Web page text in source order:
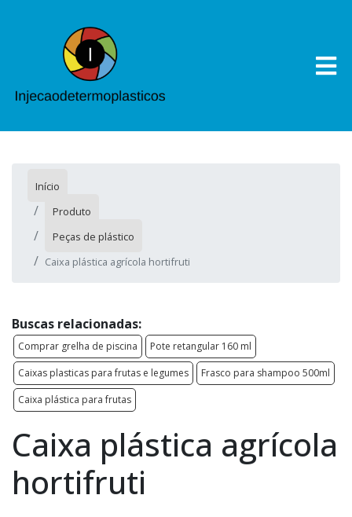
Início
Produto
Peças de plástico
Caixa plástica agrícola hortifruti
Buscas relacionadas:
Comprar grelha de piscina
Pote retangular 160 ml
Caixas plasticas para frutas e legumes
Frasco para shampoo 500ml
Caixa plástica para frutas
Caixa plástica agrícola
hortifruti